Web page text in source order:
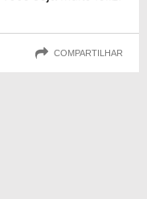
COMPARTILHAR